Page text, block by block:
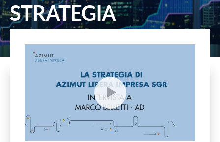
PRODOTTI
SOSTENIBILITÀ
ECONOMIA REALE
STRATEGIA